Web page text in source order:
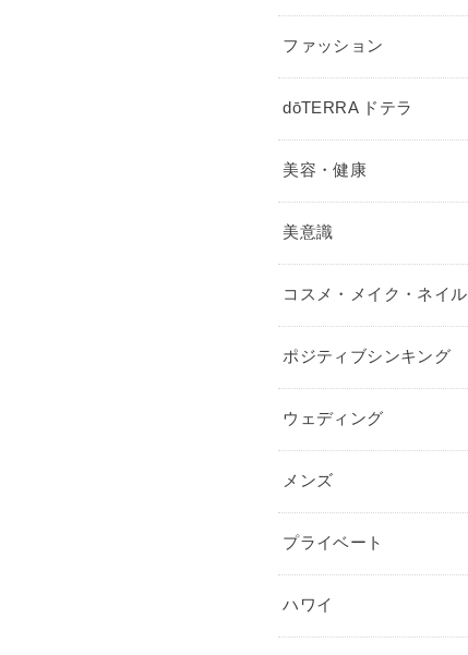
ファッション
dōTERRA ドテラ
美容・健康
美意識
コスメ・メイク・ネイル
ポジティブシンキング
ウェディング
メンズ
プライベート
ハワイ